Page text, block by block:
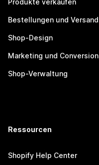
Produkte verkaufen
Bestellungen und Versand
Shop-Design
Marketing und Conversion
Shop-Verwaltung
Ressourcen
Shopify Help Center